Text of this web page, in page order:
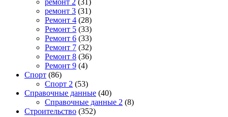
ремонт 3 (31)
Ремонт 4 (28)
Ремонт 5 (33)
Ремонт 6 (33)
Ремонт 7 (32)
Ремонт 8 (36)
Ремонт 9 (4)
Спорт (86)
Спорт 2 (53)
Справочные данные (40)
Справочные данные 2 (8)
Строительство (352)